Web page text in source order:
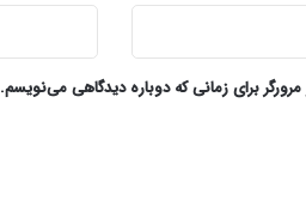
برای زمانی که دوباره دیدگاهی می‌نویسم.